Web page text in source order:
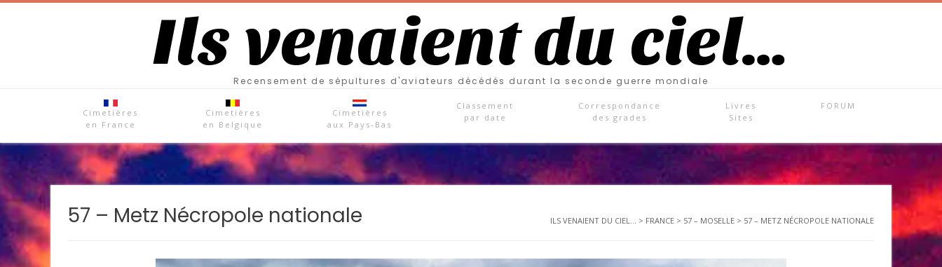
Ils venaient du ciel…
Recensement de sépultures d'aviateurs décédés durant la seconde guerre mondiale
Cimetières
en France
Cimetières
en Belgique
Cimetières
aux Pays-Bas
Classement
par date
Correspondance
des grades
Livres
Sites
FORUM
57 – Metz Nécropole nationale ILS VENAIENT DU CIEL... > FRANCE > 57 – MOSELLE > 57 – METZ NÉCROPOLE NATIONALE